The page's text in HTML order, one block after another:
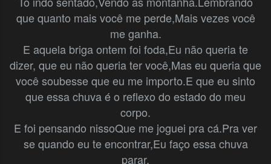
que quanto mais você me perde,Mais vezes você
me ganha.
E aquela briga ontem foi foda,Eu não queria te
dizer, que eu não queria ter você,Mas eu queria que
você soubesse que eu me importo.E que eu sinto
que essa chuva é o reflexo do estado do meu
corpo.
E foi pensando nissoQue me joguei pra cá.Pra ver
se quando eu te encontrar,Eu faço essa chuva
parar.